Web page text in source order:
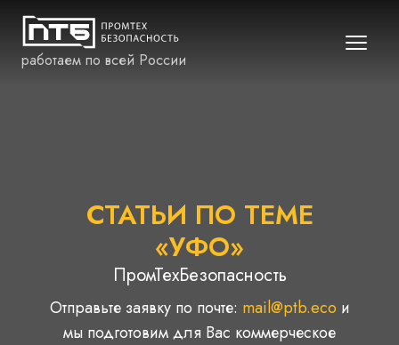
работаем по всей России
СТАТЬИ ПО ТЕМЕ
«УФО»
ПромТехБезопасность
Отправьте заявку по почте: mail@ptb.eco и
мы подготовим для Вас коммерческое